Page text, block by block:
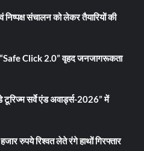
निष्पक्ष संचालन को लेकर तैयारियों की
“Safe Click 2.0” वृहद जनजागरूकता
टूरिज्म सर्वे एंड अवार्ड्स-2026” में
रुपये रिश्वत लेते रंगे हाथों गिरफ्तार